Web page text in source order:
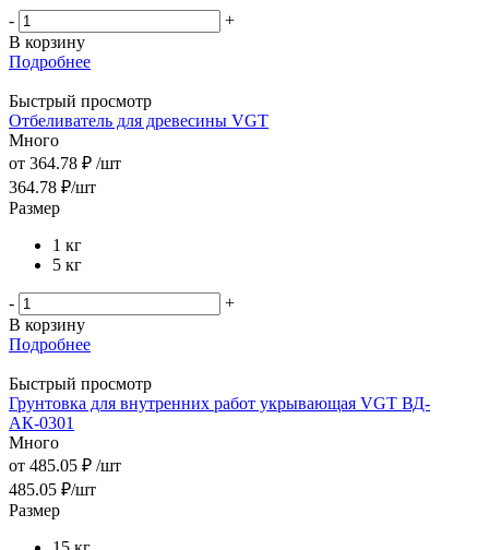
-
+
В корзину
Подробнее
Быстрый просмотр
Отбеливатель для древесины VGT
Много
от 364.78 ₽ /шт
364.78 ₽/шт
Размер
1 кг
5 кг
-
+
В корзину
Подробнее
Быстрый просмотр
Грунтовка для внутренних работ укрывающая VGT ВД-
АК-0301
Много
от 485.05 ₽ /шт
485.05 ₽/шт
Размер